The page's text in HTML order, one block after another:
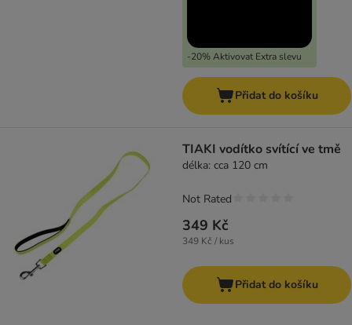
-20% Aktivovat Extra slevu
Přidat do košíku
TIAKI vodítko svítící ve tmě
délka: cca 120 cm
349 Kč
349 Kč / kus
Not Rated
Přidat do košíku